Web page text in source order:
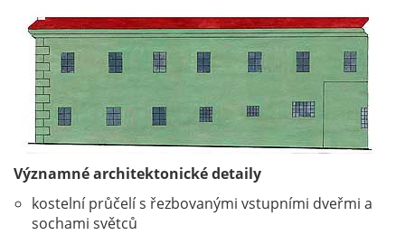
Významné architektonické detaily
kostelní průčelí s řezbovanými vstupními dveřmi a
sochami světců